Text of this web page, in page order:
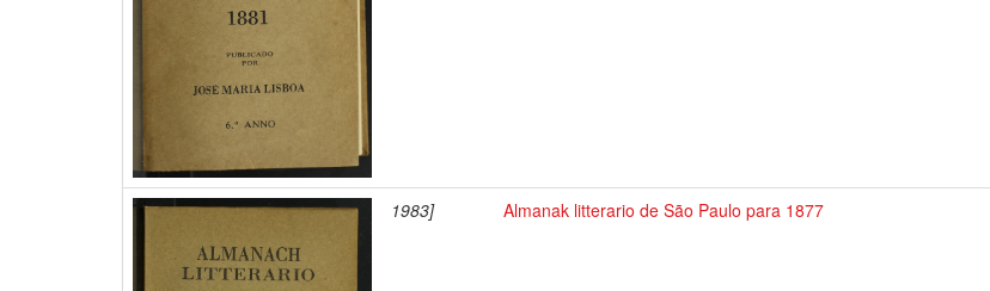
1983] Almanak litterario de São Paulo para 1877